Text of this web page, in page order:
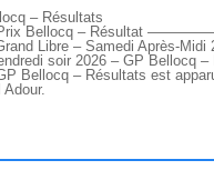
– Résultats
Prix Bellocq – Résultat
Libre – Samedi Après-Midi
soir 2026 – GP Bellocq
Bellocq – Résultats est